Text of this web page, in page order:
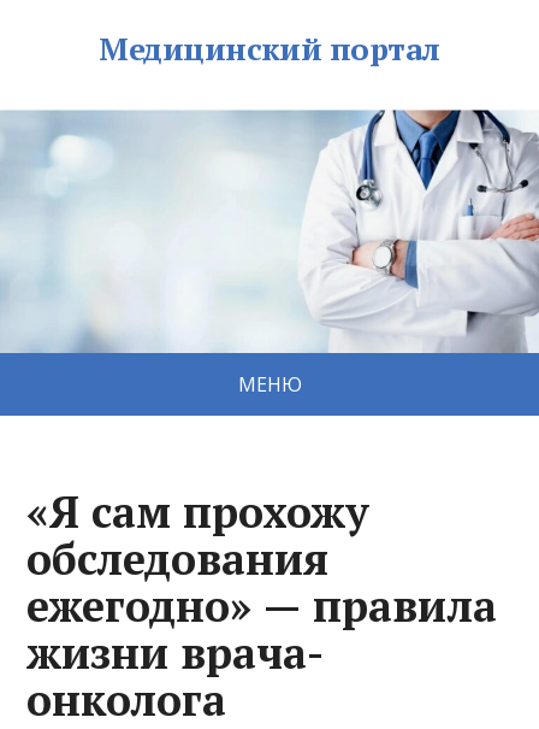
Медицинский портал
МЕНЮ
«Я сам прохожу
обследования
ежегодно» — правила
жизни врача-
онколога